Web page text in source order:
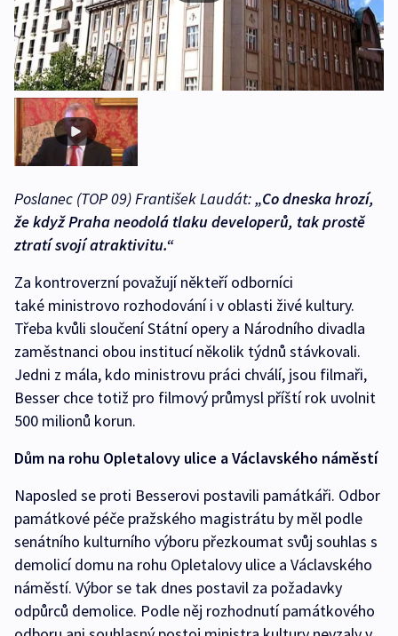
Poslanec (TOP 09) František Laudát:„Co dneska hrozí,
že když Praha neodolá tlaku developerů, tak prostě
ztratí svojí atraktivitu.“
Za kontroverzní považují někteří odborníci
také ministrovo rozhodování i v oblasti živé kultury.
Třeba kvůli sloučení Státní opery a Národního divadla
zaměstnanci obou institucí několik týdnů stávkovali.
Jedni z mála, kdo ministrovu práci chválí, jsou filmaři,
Besser chce totiž pro filmový průmysl příští rok uvolnit
500 milionů korun.
Dům na rohu Opletalovy ulice a Václavského náměstí
Naposled se proti Besserovi postavili památkáři. Odbor
památkové péče pražského magistrátu by měl podle
senátního kulturního výboru přezkoumat svůj souhlas s
demolicí domu na rohu Opletalovy ulice a Václavského
náměstí. Výbor se tak dnes postavil za požadavky
odpůrců demolice. Podle něj rozhodnutí památkového